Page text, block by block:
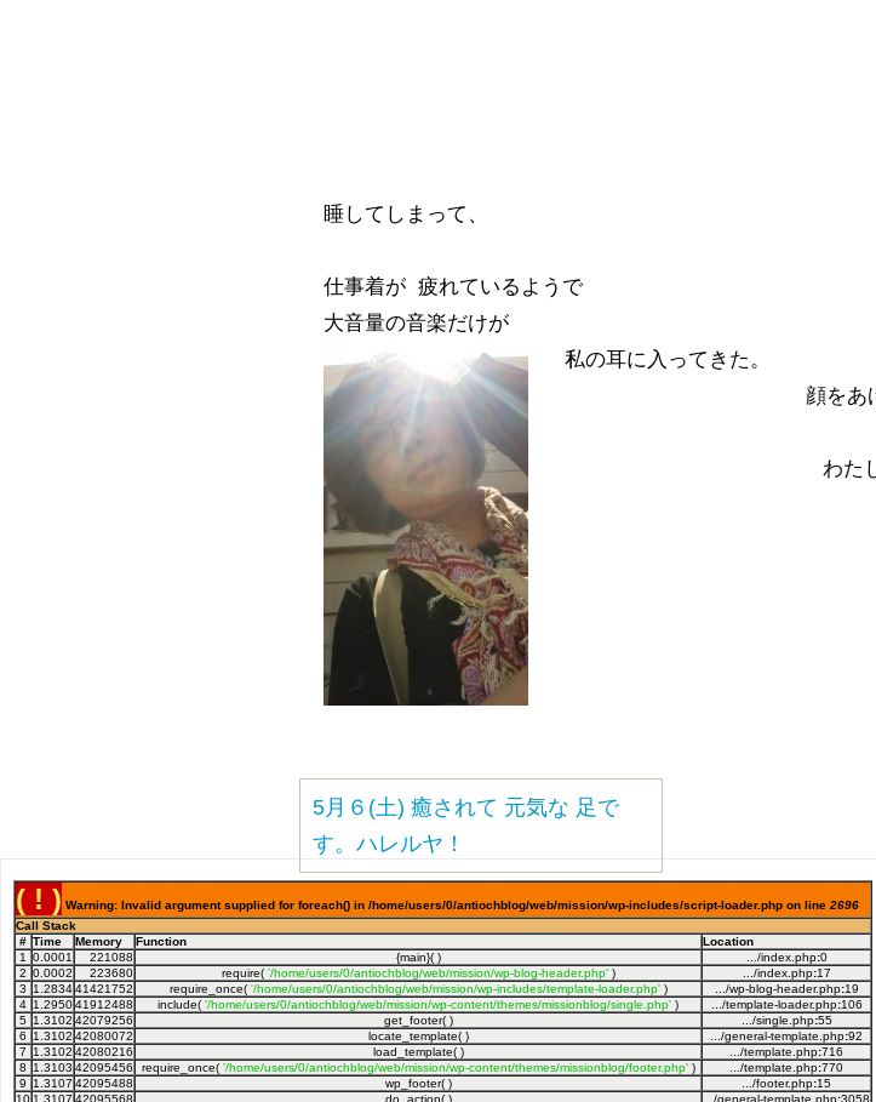
睡してしまって、
仕事着が 疲れているようで
大音量の音楽だけが
私の耳に入ってきた。
顔をあ
わた
5月６(土) 癒されて 元気な 足で
す。ハレルヤ！
( ! ) Warning: Invalid argument supplied for foreach() in /home/users/0/antiochblog/web/mission/wp-includes/script-loader.php on line 2696
Call Stack
# Time Memory Function
Location
1
0.0001 221088 {main}( ) .../index.php:0
2 0.0002 223680 require( '/home/users/0/antiochblog/web/mission/wp-blog-header.php') .../index.php:17
3
1.283441421752 require_once( '/home/users/0/antiochblog/web/mission/wp-includes/template-loader.php') .../wp-blog-header.php:19
4 1.295041912488 include( '/home/users/0/antiochblog/web/mission/wp-content/themes/missionblog/single.php' ) .../template-loader.php:106
5 1.3102 42079256 get_footer( ) .../single.php:55
6
1.3102 42080072 locate_template( ) .../general-template.php:92
7
1.3102 42080216 load_template( ) .../template.php:716
8
1.3103 42095456 require_once( '/home/users/0/antiochblog/web/mission/wp-content/themes/missionblog/footer.php') .../template.php:770
9
1.3107 42095488 wp_footer( ) .../footer.php:15
10 1.3107 42095568 do_action( ) .../general-template.php:3058